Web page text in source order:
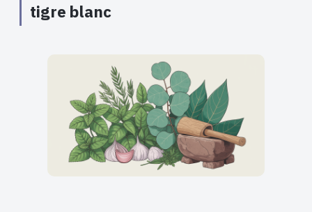
tigre blanc